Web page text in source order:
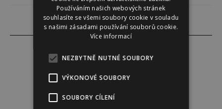
Redakce
Redakce magazínu Instinkt.
Používáním našich webových stránek
souhlasíte se všemi soubory cookie v souladu
s našimi zásadami používání souborů cookie.
Více informací
NEZBYTNĚ NUTNÉ SOUBORY
VÝKONOVÉ SOUBORY
SOUBORY CÍLENÍ